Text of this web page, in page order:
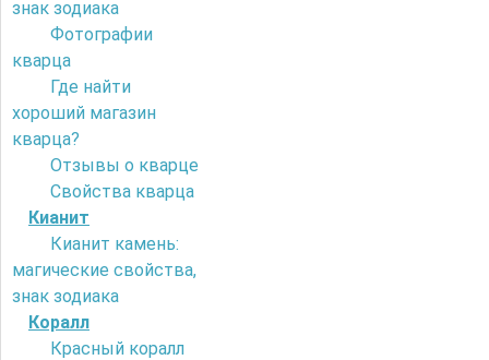
знак зодиака
Фотографии
кварца
Где найти
хороший магазин
кварца?
Отзывы о кварце
Свойства кварца
Кианит
Кианит камень:
магические свойства,
знак зодиака
Коралл
Красный коралл